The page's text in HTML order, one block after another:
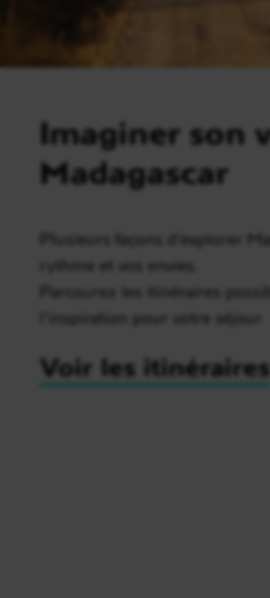
Imaginer son
Madagascar
Plusieurs façons d’explorer
rythme et vos envies.
Parcourez les itinéraires
l’inspiration pour votre séjour
Voir les itinéraires